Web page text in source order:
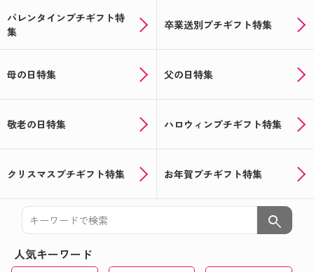
バレンタインプチギフト特
集
卒業送別プチギフト特集
母の日特集 父の日特集
敬老の日特集 ハロウィンプチギフト特集
クリスマスプチギフト特集 お年賀プチギフト特集
search
人気キーワード